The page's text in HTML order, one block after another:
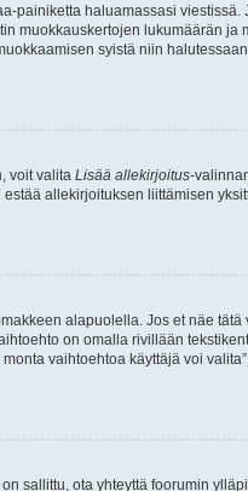
painiketta haluamassasi
muokkauskertojen lukumäärän
syistä niin
voit valita Lisää allekirjoitus-
allekirjoituksen liittämisen
alapuolella. Jos et näe
on omalla rivillään
vaihtoehtoa käyttäjä voi
sallittu, ota yhteyttä foorumin